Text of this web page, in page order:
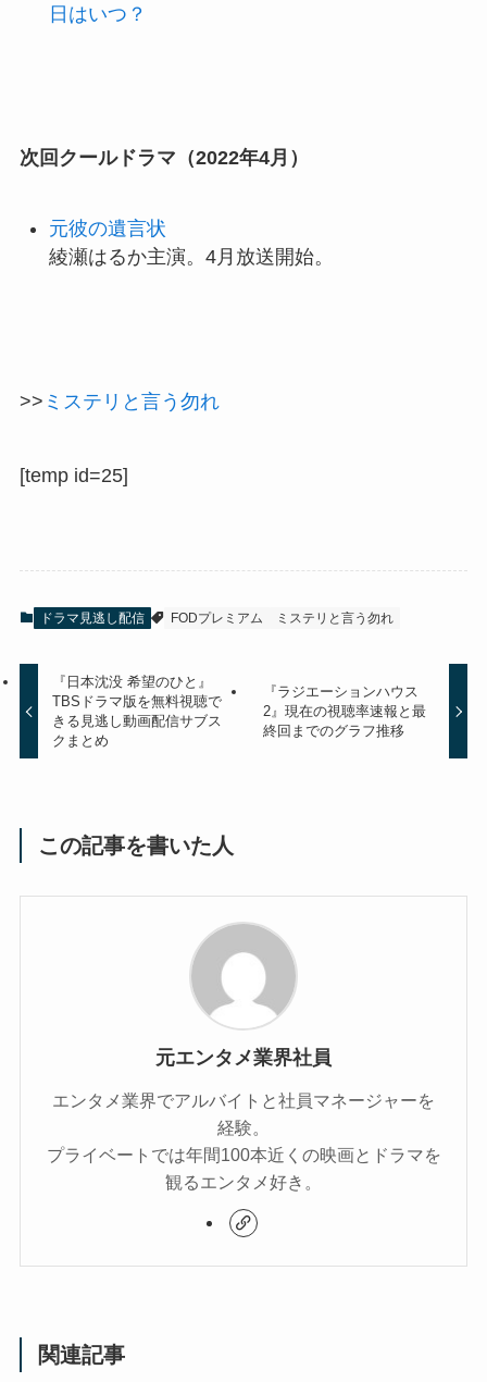
日はいつ？
次回クールドラマ（2022年4月）
元彼の遺言状
綾瀬はるか主演。4月放送開始。
>> ミステリと言う勿れ
[temp id=25]
ドラマ見逃し配信 FODプレミアム ミステリと言う勿れ
『日本沈没 希望のひと』
TBSドラマ版を無料視聴で
きる見逃し動画配信サブス
クまとめ
『ラジエーションハウス
2』現在の視聴率速報と最
終回までのグラフ推移
この記事を書いた人
元エンタメ業界社員
エンタメ業界でアルバイトと社員マネージャーを
経験。
プライベートでは年間100本近くの映画とドラマを
観るエンタメ好き。
関連記事